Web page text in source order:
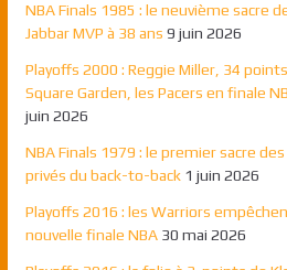
NBA Finals 1985 : le neuvième sacre
Jabbar MVP à 38 ans 9 juin 2026
Playoffs 2000 : Reggie Miller, 34
Square Garden, les Pacers en finale
juin 2026
NBA Finals 1979 : le premier sacre
privés du back-to-back 1 juin 2026
Playoffs 2016 : les Warriors
nouvelle finale NBA 30 mai 2026